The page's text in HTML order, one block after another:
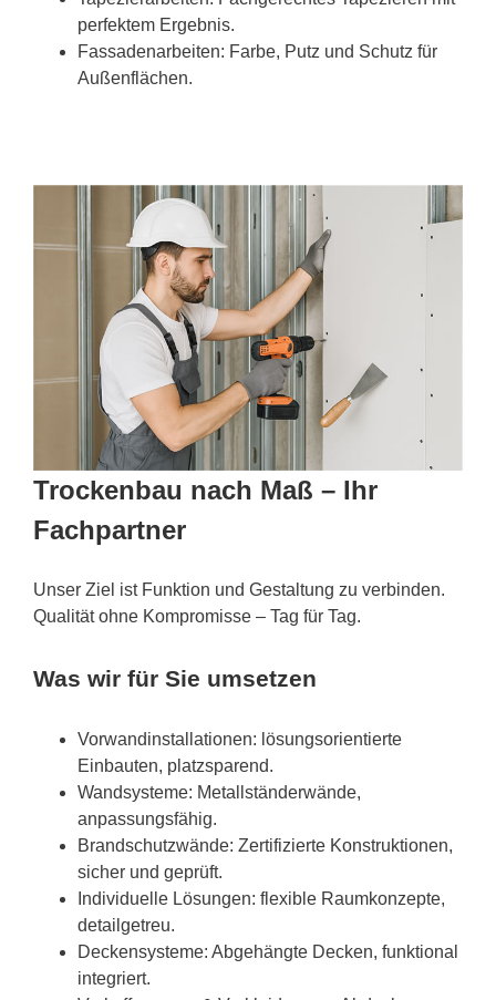
perfektem Ergebnis.
Fassadenarbeiten: Farbe, Putz und Schutz für
Außenflächen.
Trockenbau nach Maß – Ihr
Fachpartner
Unser Ziel ist Funktion und Gestaltung zu verbinden.
Qualität ohne Kompromisse – Tag für Tag.
Was wir für Sie umsetzen
Vorwandinstallationen: lösungsorientierte
Einbauten, platzsparend.
Wandsysteme: Metallständerwände,
anpassungsfähig.
Brandschutzwände: Zertifizierte Konstruktionen,
sicher und geprüft.
Individuelle Lösungen: flexible Raumkonzepte,
detailgetreu.
Deckensysteme: Abgehängte Decken, funktional
integriert.